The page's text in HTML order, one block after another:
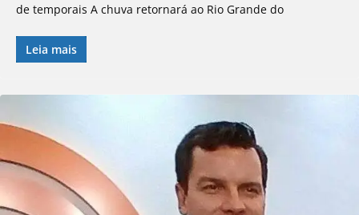
de temporais A chuva retornará ao Rio Grande do
Leia mais